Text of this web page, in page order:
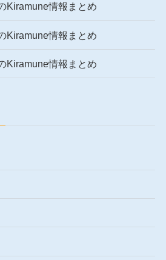
Kiramune情報まとめ
Kiramune情報まとめ
Kiramune情報まとめ